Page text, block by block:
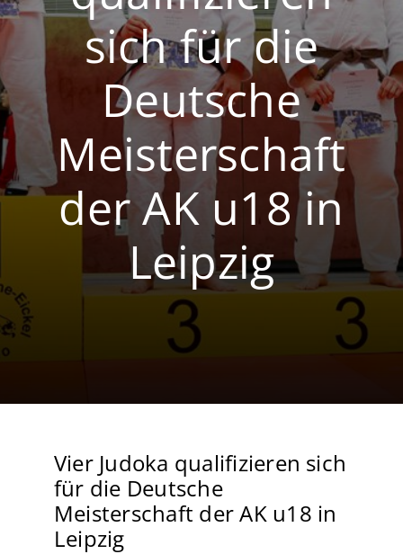
Volleyball
Breitensport
sich für die
Deutsche
Meisterschaft
der AK u18 in
Leipzig
Vier Judoka qualifizieren sich
für die Deutsche
Meisterschaft der AK u18 in
Leipzig